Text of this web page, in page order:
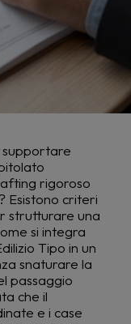
supportare
rigoroso
Esistono criteri
strutturare una
si integra
Tipo in un
snaturare la
passaggio
che il
e i case